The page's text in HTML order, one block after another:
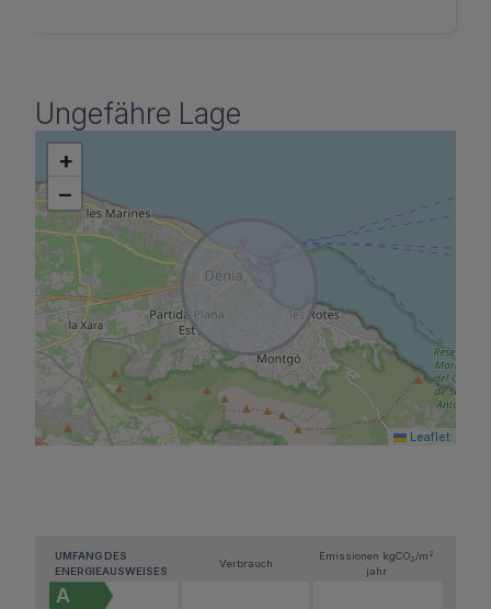
Ungefähre Lage
+
−
Leaflet
UMFANG DES
ENERGIEAUSWEISES
Verbrauch
Emissionen kgCO2/m 2
jahr
A